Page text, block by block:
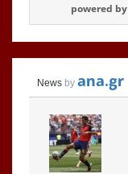
powered by